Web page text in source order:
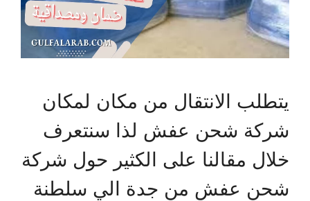
يتطلب الانتقال من مكان لمكان
شركة شحن عفش لذا سنتعرف
خلال مقالنا على الكثير حول شركة
شحن عفش من جدة الي سلطنة